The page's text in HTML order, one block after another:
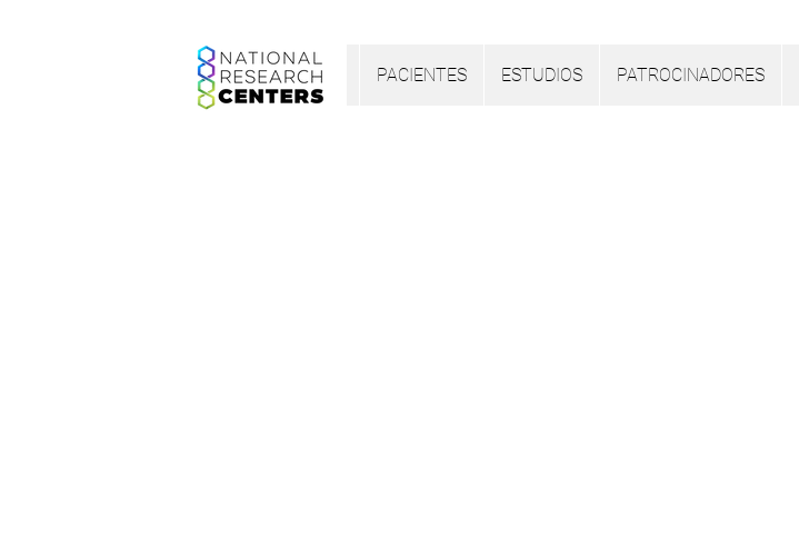
PACIENTES ESTUDIOS PATROCINADORES